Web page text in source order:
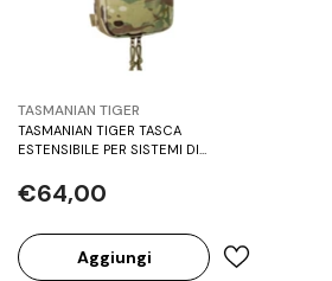
BRAND:
TASMANIAN TIGER
TASMANIAN TIGER TASCA
ESTENSIBILE PER SISTEMI DI
€64,00
Aggiungi